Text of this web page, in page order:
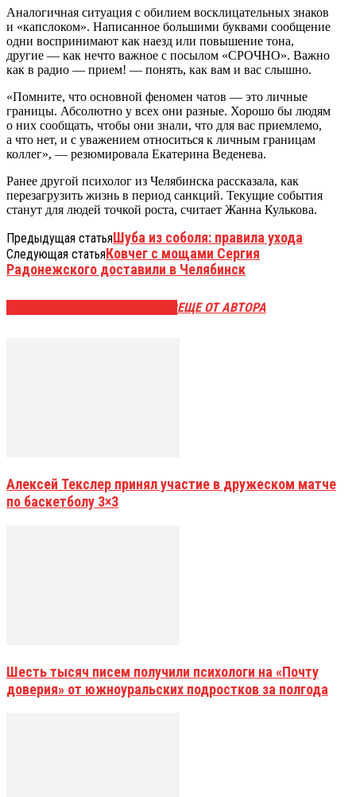
Аналогичная ситуация с обилием восклицательных знаков
и «капслоком». Написанное большими буквами сообщение
одни воспринимают как наезд или повышение тона,
другие — как нечто важное с посылом «СРОЧНО». Важно
как в радио — прием! — понять, как вам и вас слышно.
«Помните, что основной феномен чатов — это личные
границы. Абсолютно у всех они разные. Хорошо бы людям
о них сообщать, чтобы они знали, что для вас приемлемо,
а что нет, и с уважением относиться к личным границам
коллег», — резюмировала Екатерина Веденева.
Ранее другой психолог из Челябинска рассказала, как
перезагрузить жизнь в период санкций. Текущие события
станут для людей точкой роста, считает Жанна Кулькова.
Предыдущая статьяШуба из соболя: правила ухода
Следующая статьяКовчег с мощами Сергия
Радонежского доставили в Челябинск
ЕЩЕ ОТ АВТОРА
Алексей Текслер принял участие в дружеском матче
по баскетболу 3×3
Шесть тысяч писем получили психологи на «Почту
доверия» от южноуральских подростков за полгода